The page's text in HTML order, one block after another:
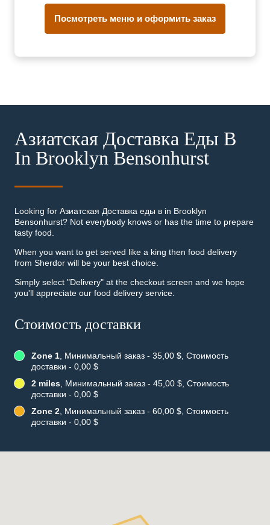
Посмотреть меню и оформить заказ
Азиатская Доставка Еды В
In Brooklyn Bensonhurst
Looking for Азиатская Доставка еды в in Brooklyn
Bensonhurst? Not everybody knows or has the time to prepare
tasty food.
When you want to get served like a king then food delivery
from Sherdor will be your best choice.
Simply select "Delivery" at the checkout screen and we hope
you'll appreciate our food delivery service.
Стоимость доставки
Zone 1, Минимальный заказ - 35,00 $, Стоимость
доставки - 0,00 $
2 miles, Минимальный заказ - 45,00 $, Стоимость
доставки - 0,00 $
Zone 2, Минимальный заказ - 60,00 $, Стоимость
доставки - 0,00 $